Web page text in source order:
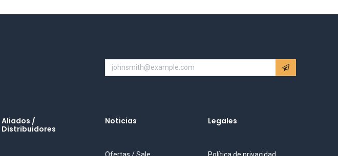
Aliados /
Distribuidores
Noticias Legales